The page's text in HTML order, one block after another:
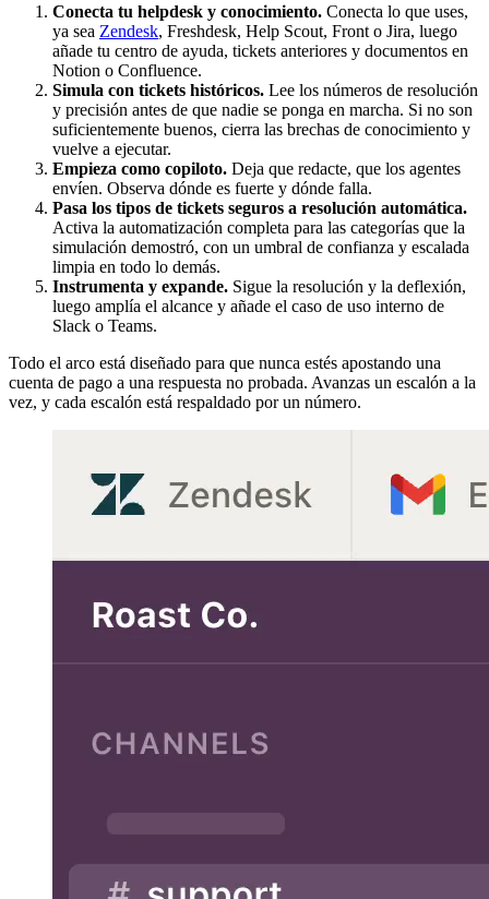
Conecta tu helpdesk y conocimiento. Conecta lo que uses,
ya sea Zendesk, Freshdesk, Help Scout, Front o Jira, luego
añade tu centro de ayuda, tickets anteriores y documentos en
Notion o Confluence.
Simula con tickets históricos. Lee los números de resolución
y precisión antes de que nadie se ponga en marcha. Si no son
suficientemente buenos, cierra las brechas de conocimiento y
vuelve a ejecutar.
Empieza como copiloto. Deja que redacte, que los agentes
envíen. Observa dónde es fuerte y dónde falla.
Pasa los tipos de tickets seguros a resolución automática.
Activa la automatización completa para las categorías que la
simulación demostró, con un umbral de confianza y escalada
limpia en todo lo demás.
Instrumenta y expande. Sigue la resolución y la deflexión,
luego amplía el alcance y añade el caso de uso interno de
Slack o Teams.
Todo el arco está diseñado para que nunca estés apostando una
cuenta de pago a una respuesta no probada. Avanzas un escalón a la
vez, y cada escalón está respaldado por un número.